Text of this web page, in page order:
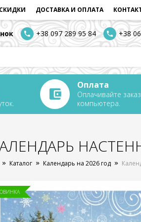
СКИДКИ ДОСТАВКА И ОПЛАТА
+38 097 289 95 84 +38
Оплата
Оплачивайте
компьютера.
Каталог Календарь на 2026 год